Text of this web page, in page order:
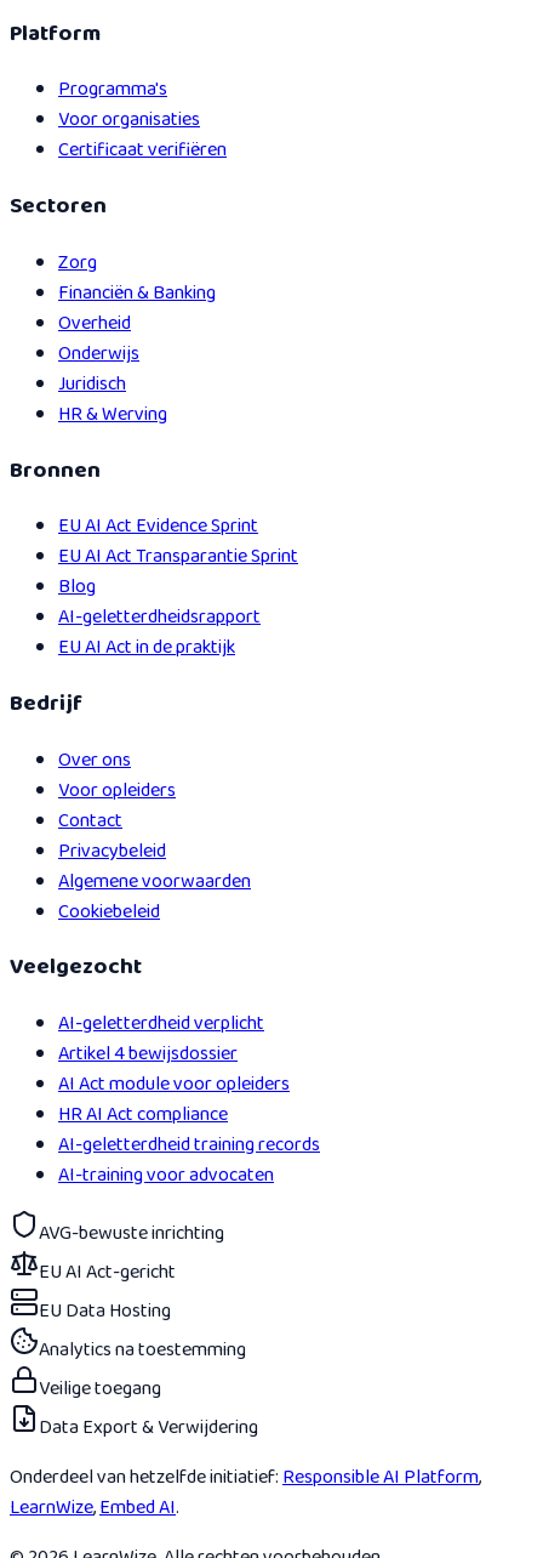
Platform
Programma's
Voor organisaties
Certificaat verifiëren
Sectoren
Zorg
Financiën & Banking
Overheid
Onderwijs
Juridisch
HR & Werving
Bronnen
EU AI Act Evidence Sprint
EU AI Act Transparantie Sprint
Blog
AI-geletterdheidsrapport
EU AI Act in de praktijk
Bedrijf
Over ons
Voor opleiders
Contact
Privacybeleid
Algemene voorwaarden
Cookiebeleid
Veelgezocht
AI-geletterdheid verplicht
Artikel 4 bewijsdossier
AI Act module voor opleiders
HR AI Act compliance
AI-geletterdheid training records
AI-training voor advocaten
AVG-bewuste inrichting
EU AI Act-gericht
EU Data Hosting
Analytics na toestemming
Veilige toegang
Data Export & Verwijdering
Onderdeel van hetzelfde initiatief:Responsible AI Platform,
LearnWize,Embed AI.